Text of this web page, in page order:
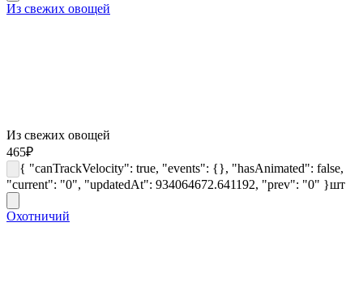
Из свежих овощей
Из свежих овощей
465₽
{ "canTrackVelocity": true, "events": {}, "hasAnimated": false,
"current": "0", "updatedAt": 934064672.641192, "prev": "0" }шт
Охотничий